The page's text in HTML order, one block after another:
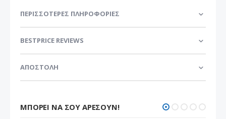
ΠΕΡΙΣΣΌΤΕΡΕΣ ΠΛΗΡΟΦΟΡΊΕΣ
BESTPRICE REVIEWS
ΑΠΟΣΤΟΛΗ
ΜΠΟΡΕΊ ΝΑ ΣΟΥ ΑΡΈΣΟΥΝ!